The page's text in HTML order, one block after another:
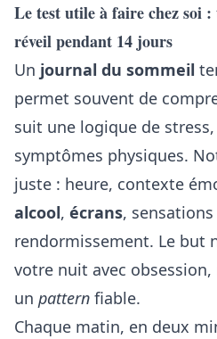
Le test utile à faire chez soi
réveil pendant 14 jours
Un journal du sommeil
permet souvent de
suit une logique de
symptômes physiques.
juste : heure, contexte
alcool, écrans,
rendormissement. Le but
votre nuit avec
un pattern fiable.
Chaque matin, en deux